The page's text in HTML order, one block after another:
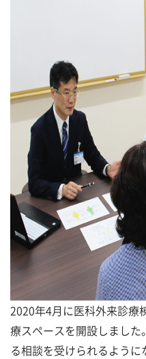
2020年4月に医科外来診療
療スペースを開設しまし
る相談を受けられるように